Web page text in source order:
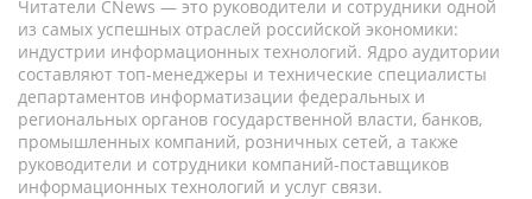
Читатели CNews — это руководители и сотрудники одной
из самых успешных отраслей российской экономики:
индустрии информационных технологий. Ядро аудитории
составляют топ-менеджеры и технические специалисты
департаментов информатизации федеральных и
региональных органов государственной власти, банков,
промышленных компаний, розничных сетей, а также
руководители и сотрудники компаний-поставщиков
информационных технологий и услуг связи.